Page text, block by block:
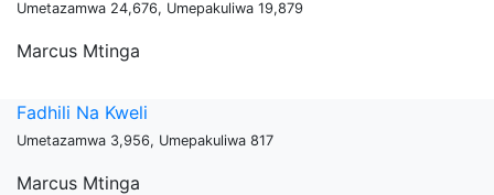
Umetazamwa 24,676, Umepakuliwa 19,879
Marcus Mtinga
Fadhili Na Kweli
Umetazamwa 3,956, Umepakuliwa 817
Marcus Mtinga